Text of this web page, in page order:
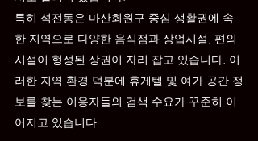
특히 석전동은 마산회원구 중심 생활권에 속
한 지역으로 다양한 음식점과 상업시설, 편의
시설이 형성된 상권이 자리 잡고 있습니다. 이
러한 지역 환경 덕분에 휴게텔 및 여가 공간 정
보를 찾는 이용자들의 검색 수요가 꾸준히 이
어지고 있습니다.